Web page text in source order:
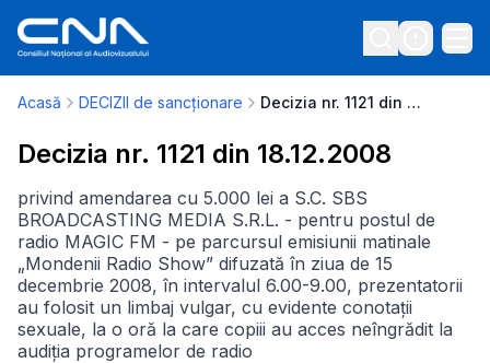
Acasă DECIZII de sancționare Decizia nr. 1121 din 18.12.2008
Decizia nr. 1121 din 18.12.2008
privind amendarea cu 5.000 lei a S.C. SBS
BROADCASTING MEDIA S.R.L. - pentru postul de
radio MAGIC FM - pe parcursul emisiunii matinale
„Mondenii Radio Show” difuzată în ziua de 15
decembrie 2008, în intervalul 6.00-9.00, prezentatorii
au folosit un limbaj vulgar, cu evidente conotații
sexuale, la o oră la care copiii au acces neîngrădit la
audiția programelor de radio